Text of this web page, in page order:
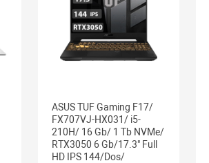
ASUS TUF Gaming F17/
FX707VJ-HX031/ i5-
210H/ 16 Gb/ 1 Tb NVMe/
RTX3050 6 Gb/17.3" Full
HD IPS 144/Dos/